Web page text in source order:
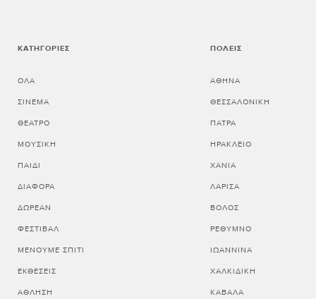
ΚΑΤΗΓΟΡΊΕΣ
ΌΛΑ
ΣΙΝΕΜΆ
ΘΈΑΤΡΟ
ΜΟΥΣΙΚΉ
ΠΑΙΔΊ
ΔΙΆΦΟΡΑ
ΔΩΡΕΆΝ
ΦΕΣΤΙΒΆΛ
ΜΈΝΟΥΜΕ ΣΠΊΤΙ
ΕΚΘΈΣΕΙΣ
ΆΘΛΗΣΗ
ΠΌΛΕΙΣ
ΑΘΗΝΑ
ΘΕΣΣΑΛΟΝΙΚΗ
ΠΑΤΡΑ
ΗΡΑΚΛΕΙΟ
ΧΑΝΙΑ
ΛΑΡΙΣΑ
ΒΟΛΟΣ
ΡΕΘΥΜΝΟ
ΙΩΑΝΝΙΝΑ
ΧΑΛΚΙΔΙΚΗ
ΚΑΒΑΛΑ